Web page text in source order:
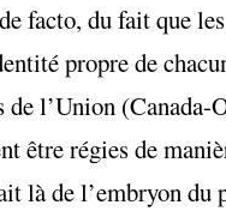
facto, du fait que
propre de
de l’Union (Canada-
être régies de
là de l’embryon du